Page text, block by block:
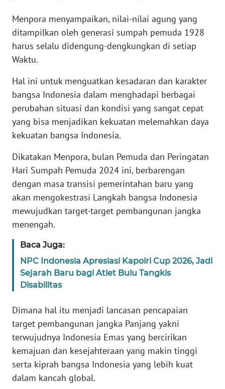
Menpora menyampaikan, nilai-nilai agung yang
ditampilkan oleh generasi sumpah pemuda 1928
harus selalu didengung-dengkungkan di setiap
Waktu.
Hal ini untuk menguatkan kesadaran dan karakter
bangsa Indonesia dalam menghadapi berbagai
perubahan situasi dan kondisi yang sangat cepat
yang bisa menjadikan kekuatan melemahkan daya
kekuatan bangsa Indonesia.
Dikatakan Menpora, bulan Pemuda dan Peringatan
Hari Sumpah Pemuda 2024 ini, berbarengan
dengan masa transisi pemerintahan baru yang
akan mengokestrasi Langkah bangsa Indonesia
mewujudkan target-target pembangunan jangka
menengah.
Baca Juga:
NPC Indonesia Apresiasi Kapolri Cup 2026, Jadi
Sejarah Baru bagi Atlet Bulu Tangkis
Disabilitas
Dimana hal itu menjadi lancasan pencapaian
target pembangunan jangka Panjang yakni
terwujudnya Indonesia Emas yang bercirikan
kemajuan dan kesejahteraan yang makin tinggi
serta kiprah bangsa Indonesia yang lebih kuat
dalam kancah global.
WN
JABAR
WN
WN
NTT
WN
WN
PAPUA
BARAT
RIAU
WN
WN
JAMBI
WN
SULTRA